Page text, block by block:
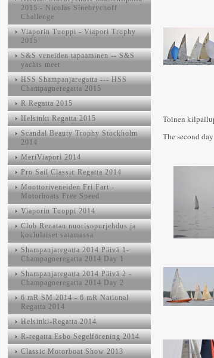
Toinen
The second
2015 - Nicolas Sinebrychoff
Challenge
Viaporin Tuoppi - Viapori Trophy
2015
S&S veneiden tapaaminen -- S&S
yachts meet
HSS Shampanjaregatta --- HSS
Champagneregatta 2015
R Regatta 2015
Helsinki Regatta 2015
Scandal Beauty Trophy Stockholm
2014
MeriViapori 2014
Pro Sail Classic Regatta 2014
Moottoriveneiden Fri Fart -
Motorboats Free Speed
Viaporin Tuoppi 2014
Club Renatan nuorisopurjehdus ja
koululaiset satamassa
Shampanjaregatta 2014 Päivä 1-
Champagneregatta 2014 Day 1
Shampanjaregatta 2014 Päivä 2 -
Champagneregatta 2014 Day 2
6 mR SM 2014 - 6 mR National
Regatta 2014
Helsinki-Regatta 2014
R-regatta Esbo Segelförening 2014
Classic Motorboat Show 2013